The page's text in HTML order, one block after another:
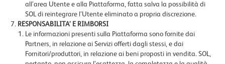
all’area Utente e alla Piattaforma, fatta salva la possibilità di
SOL di reintegrare l’Utente eliminato a propria discrezione.
RESPONSABILITA’ E RIMBORSI
Le informazioni presenti sulla Piattaforma sono fornite dai
Partners, in relazione ai Servizi offerti dagli stessi, e dai
Fornitori/produttori, in relazione ai beni proposti in vendita. SOL,